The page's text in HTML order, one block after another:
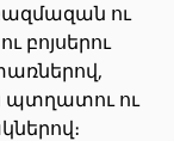
ու
բոյսերու
պտղատու ու